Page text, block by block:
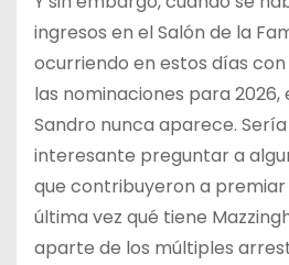
ingresos en el Salón de la
ocurriendo en estos días
las nominaciones para
Sandro nunca aparece.
interesante preguntar a
que contribuyeron a premiar
última vez qué tiene
aparte de los múltiples